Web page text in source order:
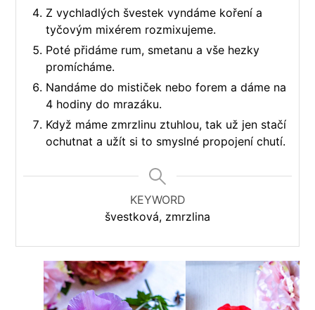
Z vychladlých švestek vyndáme koření a
tyčovým mixérem rozmixujeme.
Poté přidáme rum, smetanu a vše hezky
promícháme.
Nandáme do mističek nebo forem a dáme na
4 hodiny do mrazáku.
Když máme zmrzlinu ztuhlou, tak už jen stačí
ochutnat a užít si to smyslné propojení chutí.
KEYWORD
švestková, zmrzlina